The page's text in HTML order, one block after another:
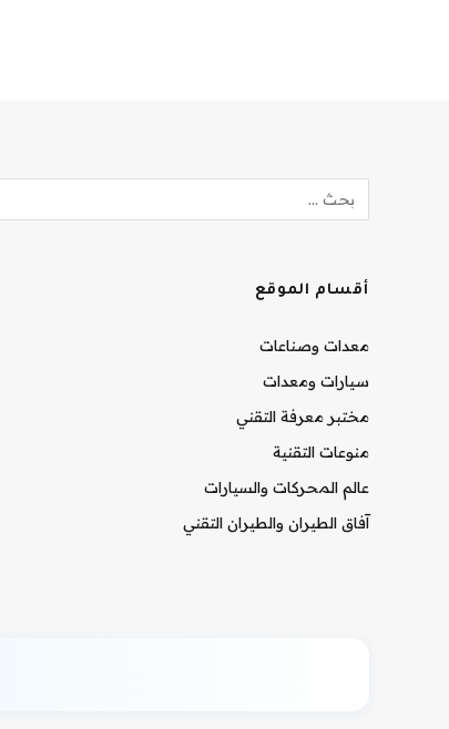
أقسام الموقع
معدات وصناعات
سيارات ومعدات
مختبر معرفة التقني
منوعات التقنية
عالم المحركات والسيارات
آفاق الطيران والطيران التقني